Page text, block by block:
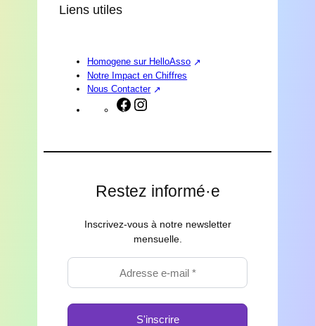
Liens utiles
Homogene sur HelloAsso
Notre Impact en Chiffres
Nous Contacter
Facebook
Restez informé·e
Inscrivez-vous à notre newsletter
mensuelle.